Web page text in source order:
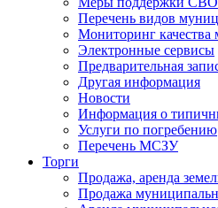
Перечень видов
Мониторинг
Электронные сервисы
Предварительная
Другая информация
Новости
Информация о
Услуги по погребению
Перечень МСЗУ
Торги
Продажа, аренда
Продажа